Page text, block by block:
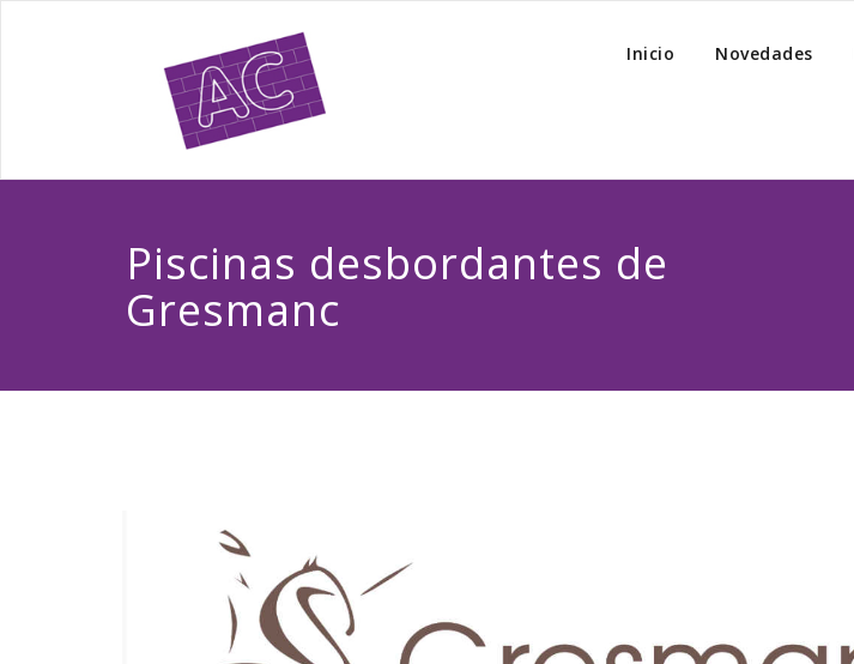
Inicio Novedades
Piscinas desbordantes de
Gresmanc